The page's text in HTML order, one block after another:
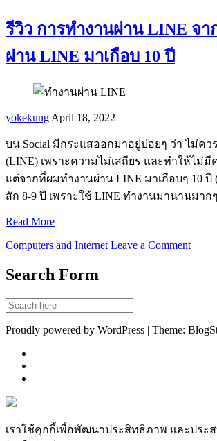
รีวิว การทำงานผ่าน LINE จ
ผ่าน LINE มาเกือบ 10 ปี
yokekung April 18, 2022
บน Social มีกระแสออกมาอยู่บ่อยๆ ว่า ไม่ค
(LINE) เพราะความไม่เสถียร และทำให้ไม่มี
แต่จากที่ผมทำงานผ่าน LINE มาเกือบๆ 10
สัก 8-9 ปี เพราะใช้ LINE ทำงานมานานมา
Read More
Computers and Internet Leave a Comment
Search Form
Proudly powered by WordPress | Theme:
เราใช้คุกกี้เพื่อพัฒนาประสิทธิภาพ และประ